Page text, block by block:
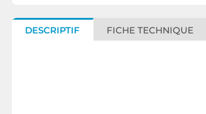
DESCRIPTIF FICHE TECHNIQUE